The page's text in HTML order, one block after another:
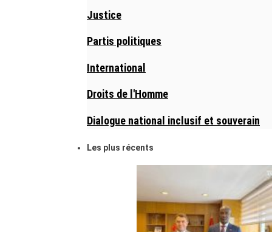
Justice
Partis politiques
International
Droits de l'Homme
Dialogue national inclusif et souverain
Les plus récents